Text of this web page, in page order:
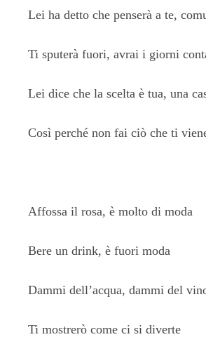
Lei ha detto che penserà a te,
Ti sputerà fuori, avrai i giorni
Lei dice che la scelta è tua, una
Così perché non fai ciò che ti
Affossa il rosa, è molto di moda
Bere un drink, è fuori moda
Dammi dell’acqua, dammi del
Ti mostrerò come ci si diverte